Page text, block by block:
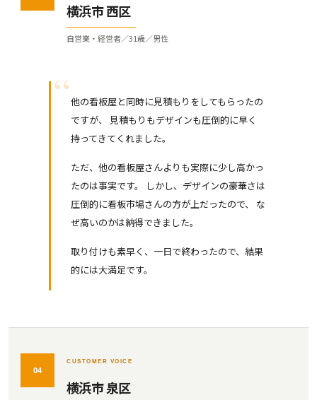
横浜市 西区
自営業・経営者／31歳／男性
他の看板屋と同時に見積もりをしてもらったの
ですが、 見積もりもデザインも圧倒的に早く
持ってきてくれました。
ただ、他の看板屋さんよりも実際に少し高かっ
たのは事実です。 しかし、デザインの豪華さは
圧倒的に看板市場さんの方が上だったので、 な
ぜ高いのかは納得できました。
取り付けも素早く、一日で終わったので、結果
的には大満足です。
04
CUSTOMER VOICE
横浜市 泉区